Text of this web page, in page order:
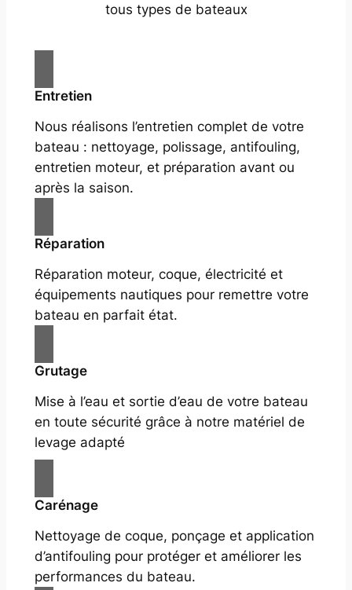
tous types de bateaux
Entretien
Nous réalisons l’entretien complet de votre
bateau : nettoyage, polissage, antifouling,
entretien moteur, et préparation avant ou
après la saison.
Réparation
Réparation moteur, coque, électricité et
équipements nautiques pour remettre votre
bateau en parfait état.
Grutage
Mise à l’eau et sortie d’eau de votre bateau
en toute sécurité grâce à notre matériel de
levage adapté
Carénage
Nettoyage de coque, ponçage et application
d’antifouling pour protéger et améliorer les
performances du bateau.